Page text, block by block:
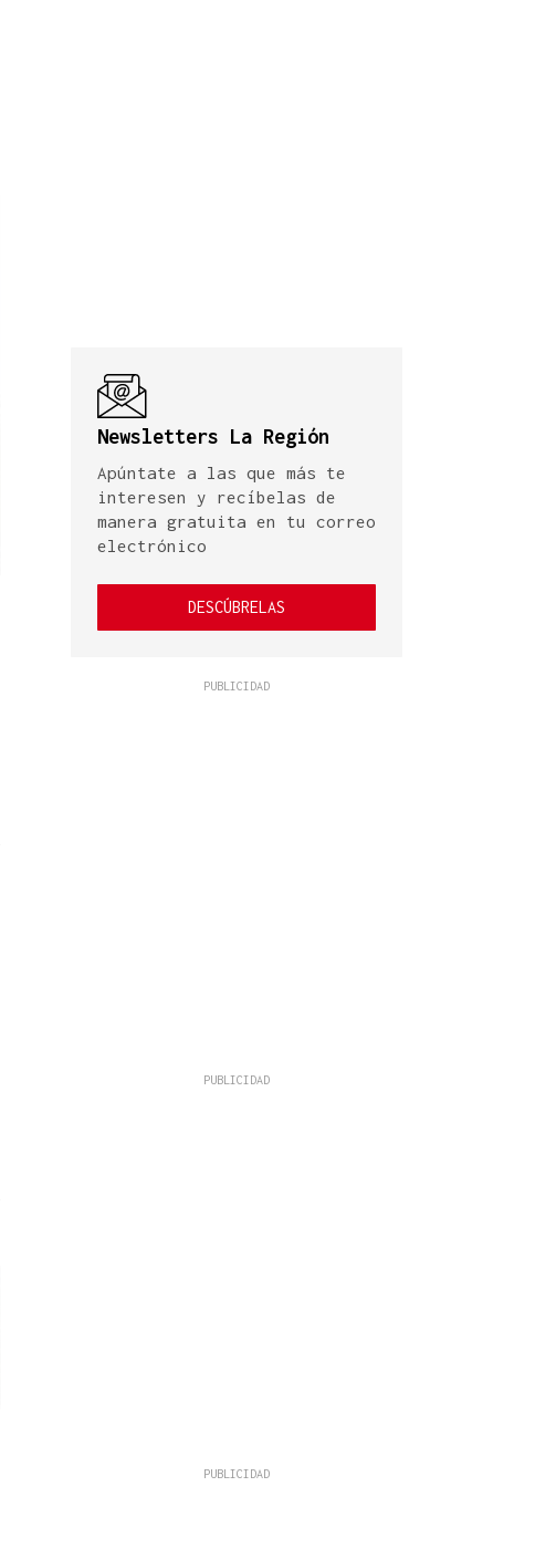
Newsletters La Región
Apúntate a las que más te
interesen y recíbelas de
manera gratuita en tu correo
electrónico
DESCÚBRELAS